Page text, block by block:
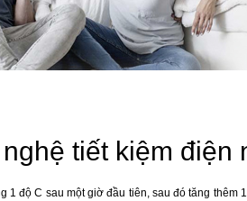
tiết kiệm điện
1 độ C sau một giờ đầu tiên, sau đó tăng